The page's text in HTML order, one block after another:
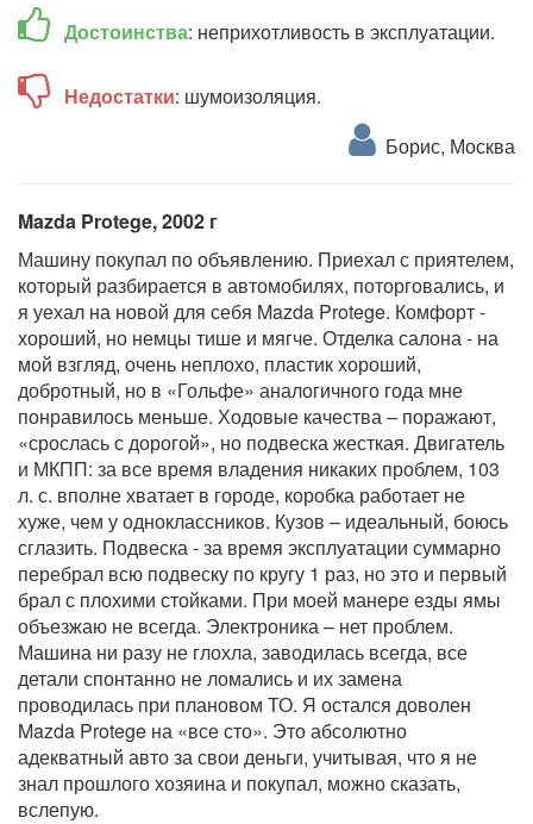
Достоинства: неприхотливость в эксплуатации.
Недостатки: шумоизоляция.
Борис, Москва
Mazda Protege, 2002 г
Машину покупал по объявлению. Приехал с приятелем,
который разбирается в автомобилях, поторговались, и
я уехал на новой для себя Mazda Protege. Комфорт -
хороший, но немцы тише и мягче. Отделка салона - на
мой взгляд, очень неплохо, пластик хороший,
добротный, но в «Гольфе» аналогичного года мне
понравилось меньше. Ходовые качества – поражают,
«срослась с дорогой», но подвеска жесткая. Двигатель
и МКПП: за все время владения никаких проблем, 103
л. с. вполне хватает в городе, коробка работает не
хуже, чем у одноклассников. Кузов – идеальный, боюсь
сглазить. Подвеска - за время эксплуатации суммарно
перебрал всю подвеску по кругу 1 раз, но это и первый
брал с плохими стойками. При моей манере езды ямы
объезжаю не всегда. Электроника – нет проблем.
Машина ни разу не глохла, заводилась всегда, все
детали спонтанно не ломались и их замена
проводилась при плановом ТО. Я остался доволен
Mazda Protege на «все сто». Это абсолютно
адекватный авто за свои деньги, учитывая, что я не
знал прошлого хозяина и покупал, можно сказать,
вслепую.